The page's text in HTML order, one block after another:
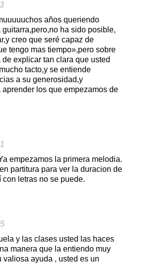
años queriendo
ha sido posible,
creo que seré capaz de
tengo mas tiempo»,pero sobre
explicar tan clara que usted
tacto,y se entiende
a su generosidad,y
los que empezamos de
empezamos la primera melodia.
partitura para ver la duracion de
letras no se puede.
y las clases usted las haces
manera que la entiendo muy
valiosa ayuda , usted es un